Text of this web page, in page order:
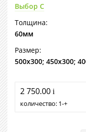
Выбор С
Толщина:
60мм
Размер:
500х300; 450х300;
2 750.00 i
количество: 1 +